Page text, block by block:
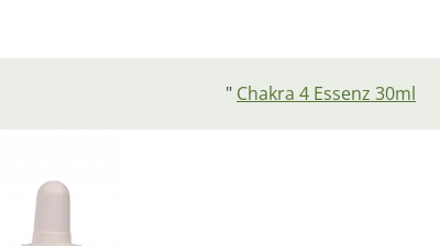
" Chakra 4 Essenz 30ml